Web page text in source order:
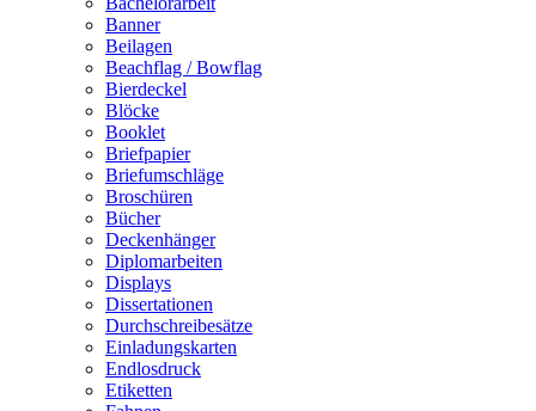
Banner
Beilagen
Beachflag / Bowflag
Bierdeckel
Blöcke
Booklet
Briefpapier
Briefumschläge
Broschüren
Bücher
Deckenhänger
Diplomarbeiten
Displays
Dissertationen
Durchschreibesätze
Einladungskarten
Endlosdruck
Etiketten